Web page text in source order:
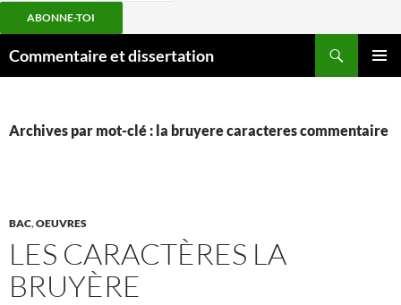
ABONNE-TOI
auCommentaire et dissertation
Archives par mot-clé : la bruyere caracteres commentaire
BAC,OEUVRES
LES CARACTÈRES LA
BRUYÈRE